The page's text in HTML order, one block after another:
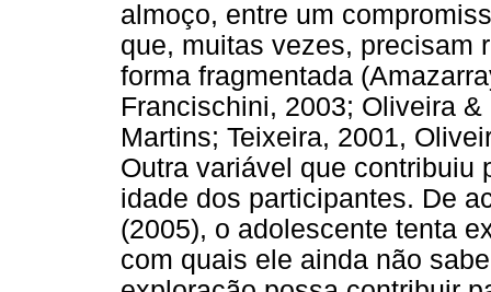
almoço, entre um
que, muitas vezes, precisam
forma fragmentada
Francischini, 2003; Oliveira
Martins; Teixeira, 2001,
Outra variável que contribuiu
idade dos participantes. De
(2005), o adolescente tenta
com quais ele ainda não